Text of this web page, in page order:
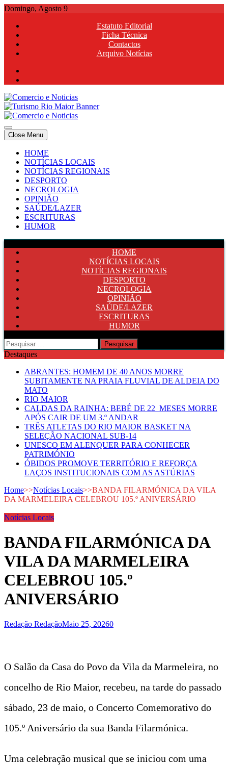
Skip
content
Domingo, Agosto 9
Estatuto Editorial
Ficha Técnica
Contactos
Arquivo Notícias
Comercio e Noticias
Notícias e Publicidade Online
Comercio e Noticias
Notícias e Publicidade Online
Close Menu
HOME
NOTÍCIAS LOCAIS
NOTÍCIAS REGIONAIS
DESPORTO
NECROLOGIA
OPINIÃO
SAÚDE/LAZER
ESCRITURAS
HUMOR
HOME
NOTÍCIAS LOCAIS
NOTÍCIAS REGIONAIS
DESPORTO
NECROLOGIA
OPINIÃO
SAÚDE/LAZER
ESCRITURAS
HUMOR
Pesquisar
por:
Destaques
ABRANTES: HOMEM DE 40 ANOS MORRE
SUBITAMENTE NA PRAIA FLUVIAL DE ALDEIA DO
MATO
RIO MAIOR
CALDAS DA RAINHA: BEBÉ DE 22 MESES MORRE
APÓS CAIR DE UM 3.º ANDAR
TRÊS ATLETAS DO RIO MAIOR BASKET NA
SELEÇÃO NACIONAL SUB-14
UNESCO EM ALENQUER PARA CONHECER
PATRIMÓNIO
ÓBIDOS PROMOVE TERRITÓRIO E REFORÇA
LAÇOS INSTITUCIONAIS COM AS ASTÚRIAS
Home>>Notícias Locais>>BANDA FILARMÓNICA DA VILA
DA MARMELEIRA CELEBROU 105.º ANIVERSÁRIO
Notícias Locais
BANDA FILARMÓNICA DA
VILA DA MARMELEIRA
CELEBROU 105.º
ANIVERSÁRIO
Redação RedaçãoMaio 25, 20260
O Salão da Casa do Povo da Vila da Marmeleira, no
concelho de Rio Maior, recebeu, na tarde do passado
sábado, 23 de maio, o Concerto Comemorativo do
105.º Aniversário da sua Banda Filarmónica.
Uma celebração musical que se iniciou com uma